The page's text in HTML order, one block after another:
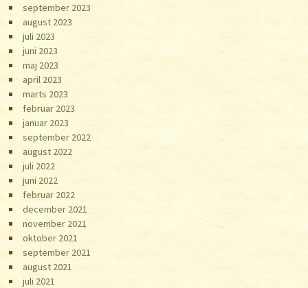
september 2023
august 2023
juli 2023
juni 2023
maj 2023
april 2023
marts 2023
februar 2023
januar 2023
september 2022
august 2022
juli 2022
juni 2022
februar 2022
december 2021
november 2021
oktober 2021
september 2021
august 2021
juli 2021